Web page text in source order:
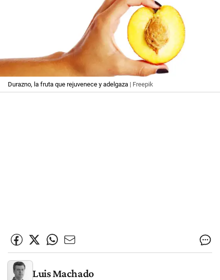
Durazno, la fruta que rejuvenece y adelgaza | Freepik
Luis Machado